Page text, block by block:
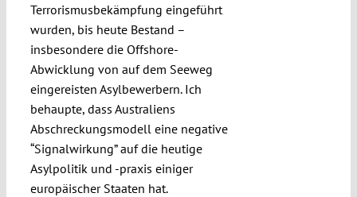
Terrorismusbekämpfung eingeführt
wurden, bis heute Bestand –
insbesondere die Offshore-
Abwicklung von auf dem Seeweg
eingereisten Asylbewerbern. Ich
behaupte, dass Australiens
Abschreckungsmodell eine negative
“Signalwirkung” auf die heutige
Asylpolitik und -praxis einiger
europäischer Staaten hat.